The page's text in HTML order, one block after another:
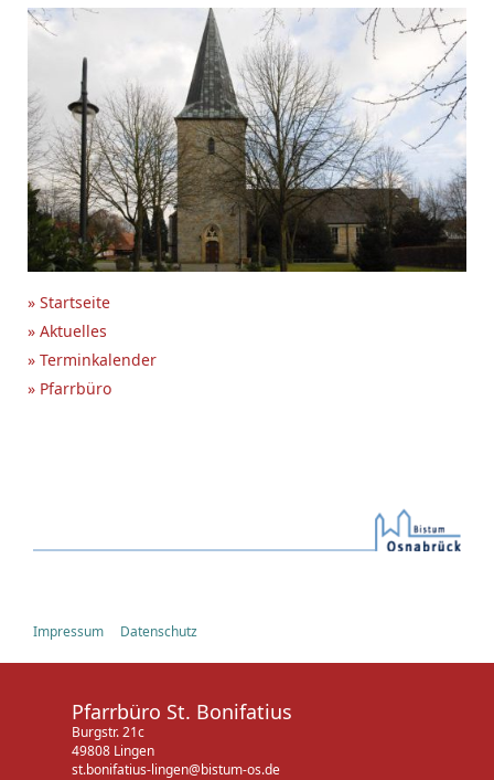
» Startseite
» Aktuelles
» Terminkalender
» Pfarrbüro
Impressum Datenschutz
Pfarrbüro St. Bonifatius
Burgstr. 21c
49808 Lingen
st.bonifatius-lingen@bistum-os.de